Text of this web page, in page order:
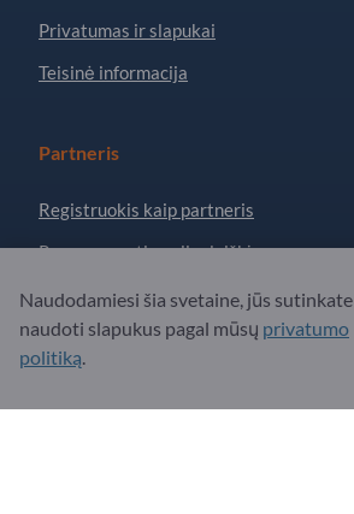
Privatumas ir slapukai
Teisinė informacija
Partneris
Registruokis kaip partneris
Prenumeruoti naujienlaiškį
Turite klausimų?
Naudodamiesi šia svetaine, jūs sutinkate
naudoti slapukus pagal mūsų privatumo
politiką.